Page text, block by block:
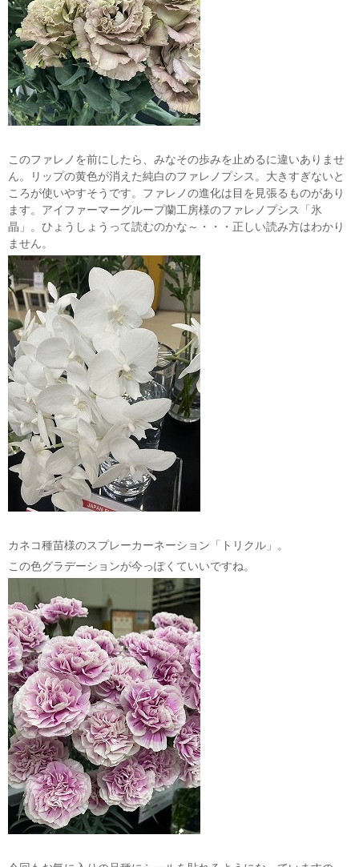
このファレノを前にしたら、みなその歩みを止めるに違いありませ
ん。リップの黄色が消えた純白のファレノプシス。大きすぎないと
ころが使いやすそうです。ファレノの進化は目を見張るものがあり
ます。アイファーマーグループ蘭工房様のファレノプシス「氷
晶」。ひょうしょうって読むのかな～・・・正しい読み方はわかり
ません。
カネコ種苗様のスプレーカーネーション「トリクル」。
この色グラデーションが今っぽくていいですね。